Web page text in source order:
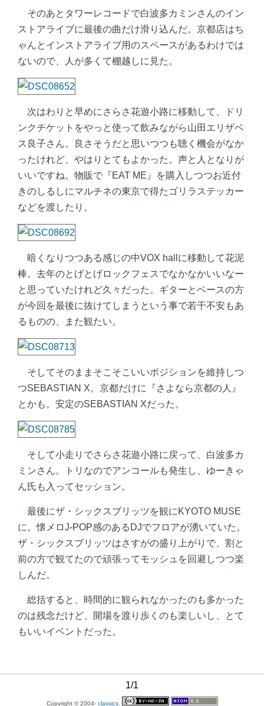
そのあとタワーレコードで白波多カミンさんのイン
ストアライブに最後の曲だけ滑り込んだ。京都店はち
ゃんとインストアライブ用のスペースがあるわけでは
ないので、人が多くて棚越しに見た。
次はわりと早めにさらさ花遊小路に移動して、ドリ
ンクチケットをやっと使って飲みながら山田エリザベ
ス良子さん。良さそうだと思いつつも聴く機会がなか
ったけれど、やはりとてもよかった。声と人となりが
いいですね。物販で『EAT ME』を購入しつつお近付
きのしるしにマルチネの東京で得たゴリラステッカー
などを渡したり。
暗くなりつつある感じの中VOX hallに移動して花泥
棒。去年のとげとげロックフェスでなかなかいいなー
と思っていたけれど久々だった。ギターとベースの方
が今回を最後に抜けてしまうという事で若干不安もあ
るものの、また観たい。
そしてそのままそこそこいいポジションを維持しつ
つSEBASTIAN X。京都だけに『さよなら京都の人』
とかも。安定のSEBASTIAN Xだった。
そして小走りでさらさ花遊小路に戻って、白波多カ
ミンさん。トリなのでアンコールも発生し、ゆーきゃ
ん氏も入ってセッション。
最後にザ・シックスブリッツを観にKYOTO MUSE
に。懐メロJ-POP感のあるDJでフロアが湧いていた。
ザ・シックスブリッツはさすがの盛り上がりで、割と
前の方で観てたので頑張ってモッシュを回避しつつ楽
しんだ。
総括すると、時間的に観られなかったのも多かった
のは残念だけど、開場を渡り歩くのも楽しいし、とて
もいいイベントだった。
1/1
Copyright © 2004- classics.